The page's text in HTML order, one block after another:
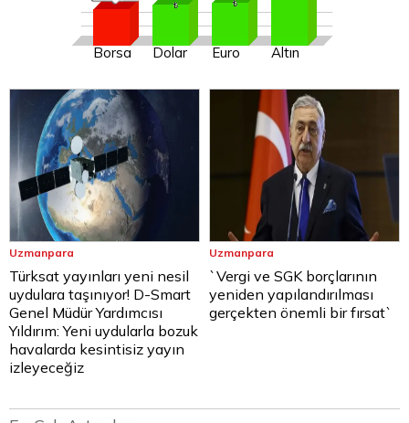
Borsa Dolar Euro Altın
Uzmanpara
Türksat yayınları yeni nesil
uydulara taşınıyor! D-Smart
Genel Müdür Yardımcısı
Yıldırım: Yeni uydularla bozuk
havalarda kesintisiz yayın
izleyeceğiz
Uzmanpara
`Vergi ve SGK borçlarının
yeniden yapılandırılması
gerçekten önemli bir fırsat`